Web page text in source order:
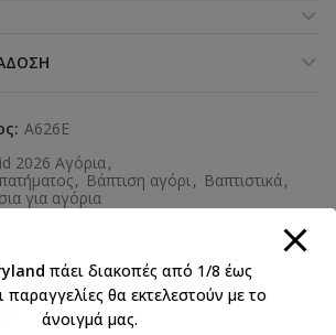
A626E
2026 Αγόρια,
, Βάπτιση αγόρι, Βαπτιστικά,
για αγόρια
πάει διακοπές από 1/8 έως
παραγγελίες θα εκτελεστούν με το
άνοιγμά μας.